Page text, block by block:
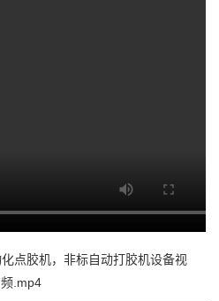
点胶机，非标自动打胶机设备视
频.mp4